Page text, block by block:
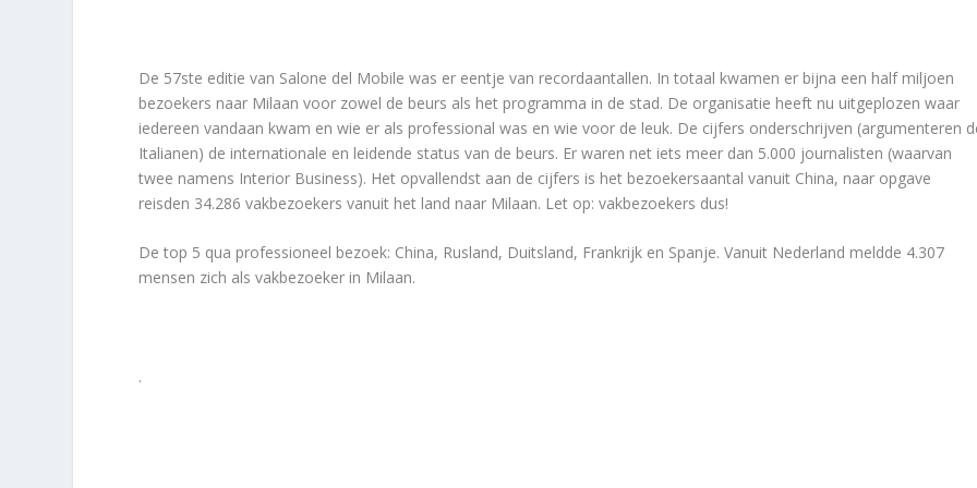
De 57ste editie van Salone del Mobile was er eentje van recordaantallen. In totaal kwamen er bijna een half miljoen
bezoekers naar Milaan voor zowel de beurs als het programma in de stad. De organisatie heeft nu uitgeplozen waar
iedereen vandaan kwam en wie er als professional was en wie voor de leuk. De cijfers onderschrijven (argumenteren
Italianen) de internationale en leidende status van de beurs. Er waren net iets meer dan 5.000 journalisten (waarvan
twee namens Interior Business). Het opvallendst aan de cijfers is het bezoekersaantal vanuit China, naar opgave
reisden 34.286 vakbezoekers vanuit het land naar Milaan. Let op: vakbezoekers dus!
De top 5 qua professioneel bezoek: China, Rusland, Duitsland, Frankrijk en Spanje. Vanuit Nederland meldde 4.307
mensen zich als vakbezoeker in Milaan.
.